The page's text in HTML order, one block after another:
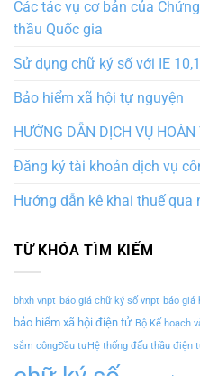
Các tác vụ cơ bản của
thầu Quốc gia
Sử dụng chữ ký số với IE
Bảo hiểm xã hội tự nguyện
HƯỚNG DẪN DỊCH VỤ
Đăng ký tài khoản dịch vụ
Hướng dẫn kê khai thuế qua
TỪ KHÓA TÌM KIẾM
bhxh vnpt báo giá chữ ký số vnpt báo giá
bảo hiểm xã hội điện tử Bộ Kế hoạch
sắm côngĐầu tưHệ thống đấu thầu điện